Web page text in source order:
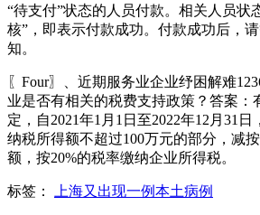
“待支付”状态的人员付款。相关人员状
核”，即表示付款成功。付款成功后，
知。
〖Four〗、近期服务业企业纾困解难
业是否有相关的税费支持政策？答案：
定，自2021年1月1日至2022年12月31
纳税所得额不超过100万元的部分，减
额，按20%的税率缴纳企业所得税。
标签： 上海又出现一例本土病例